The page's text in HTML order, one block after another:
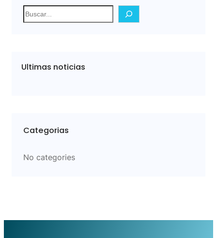
S
e
h
Ultimas noticias
Categorias
No categories